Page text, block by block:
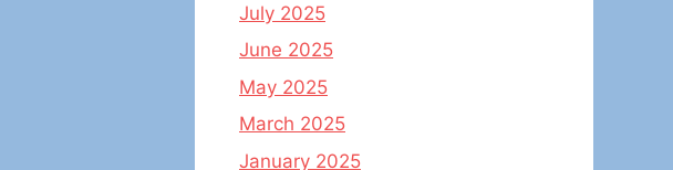
July 2025
June 2025
May 2025
March 2025
January 2025